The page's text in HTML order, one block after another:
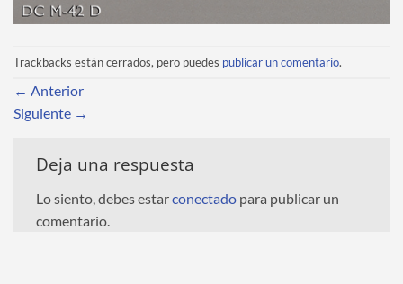
Trackbacks están cerrados, pero puedes publicar un comentario.
← Anterior
Siguiente →
Deja una respuesta
Lo siento, debes estarconectado para publicar un
comentario.